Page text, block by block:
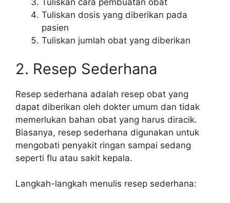
Tuliskan cara pembuatan obat
Tuliskan dosis yang diberikan pada
pasien
Tuliskan jumlah obat yang diberikan
2. Resep Sederhana
Resep sederhana adalah resep obat yang
dapat diberikan oleh dokter umum dan tidak
memerlukan bahan obat yang harus diracik.
Biasanya, resep sederhana digunakan untuk
mengobati penyakit ringan sampai sedang
seperti flu atau sakit kepala.
Langkah-langkah menulis resep sederhana: